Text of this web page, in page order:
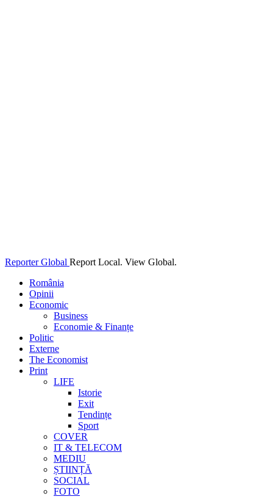
Reporter Global Report Local. View Global.
România
Opinii
Economic
Business
Economie & Finanțe
Politic
Externe
The Economist
Print
LIFE
Istorie
Exit
Tendințe
Sport
COVER
IT & TELECOM
MEDIU
ȘTIINȚĂ
SOCIAL
FOTO